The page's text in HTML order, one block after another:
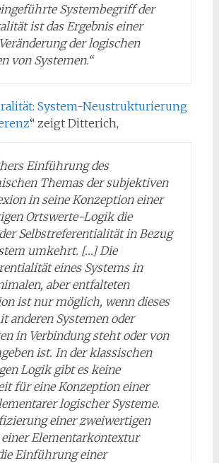
Systembegriff der
ist das Ergebnis einer
der logischen
von Systemen.“
System-Neustrukturierung
“ zeigt Ditterich,
Einführung des
Themas der subjektiven
in seine Konzeption einer
Ortswerte-Logik die
Selbstreferentialität in Bezug
umkehrt. […] Die
eines Systems in
aber entfalteten
ist nur möglich, wenn dieses
anderen Systemen oder
in Verbindung steht oder von
ist. In der klassischen
Logik gibt es keine
für eine Konzeption einer
logischer Systeme.
einer zweiwertigen
Elementarkontextur
Einführung einer